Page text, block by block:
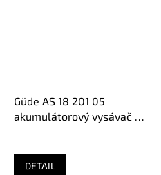
Güde AS 18 201 05
akumulátorový vysávač na
DETAIL